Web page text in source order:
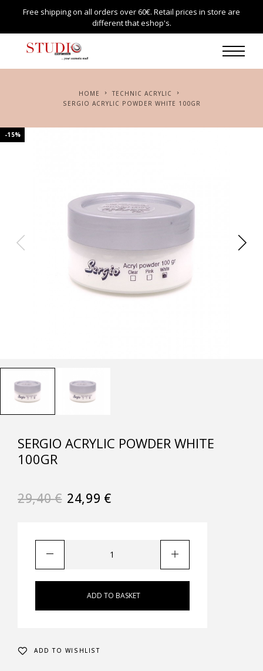
Free shipping on all orders over 60€. Retail prices in store are
different that eshop's.
HOME
TECHNIC ACRYLIC
SERGIO ACRYLIC POWDER WHITE 100GR
-15%
SERGIO ACRYLIC POWDER WHITE
100GR
29,40€ 24,99 €
ADD TO BASKET
ADD TO WISHLIST